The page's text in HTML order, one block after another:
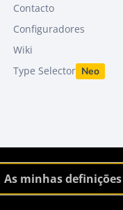
As minhas definições
Contacto
Configuradores
Wiki
Type Selector Neo